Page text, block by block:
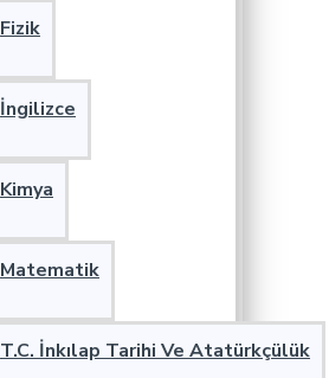
Fizik
İngilizce
Kimya
Matematik
T.C. İnkılap Tarihi Ve Atatürkçülük